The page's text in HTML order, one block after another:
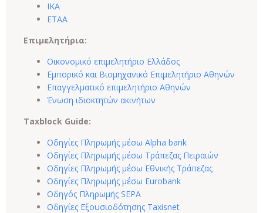
ΙΚΑ
ΕΤΑΑ
Επιμελητήρια:
Οικονομικό επιμελητήριο Ελλάδος
Εμπορικό και Βιομηχανικό Επιμελητήριο Αθηνών
Επαγγελματικό επιμελητήριο Αθηνών
Ένωση ιδιοκτητών ακινήτων
Taxblock Guide:
Οδηγίες Πληρωμής μέσω Alpha bank
Οδηγίες Πληρωμής μέσω Τράπεζας Πειραιών
Οδηγίες Πληρωμής μέσω Εθνικής Τράπεζας
Οδηγίες Πληρωμής μέσω Eurobank
Οδηγός Πληρωμής SEPA
Οδηγίες Εξουσιοδότησης Taxisnet